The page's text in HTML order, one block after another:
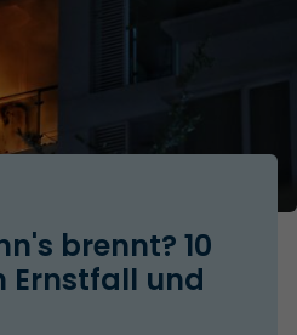
brennt? 10
Ernstfall und